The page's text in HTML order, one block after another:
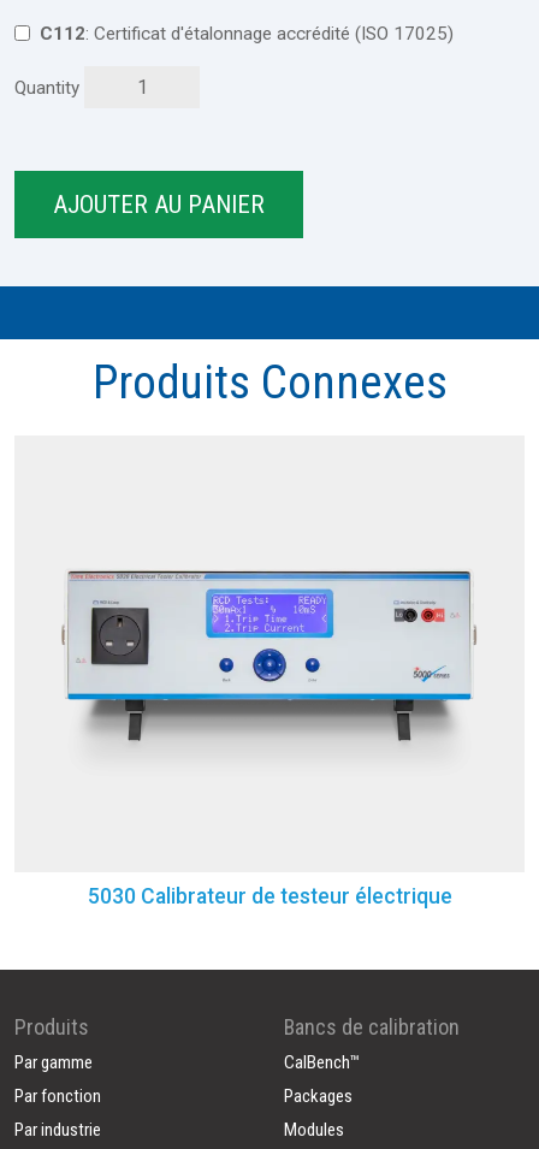
C112 : Certificat d'étalonnage accrédité (ISO 17025)
Quantity
Produits Connexes
5030 Calibrateur de testeur électrique
Produits
Par gamme
Par fonction
Par industrie
Bancs de calibration
CalBench™
Packages
Modules